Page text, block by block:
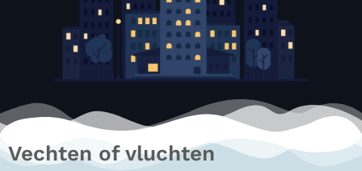
Vechten of vluchten